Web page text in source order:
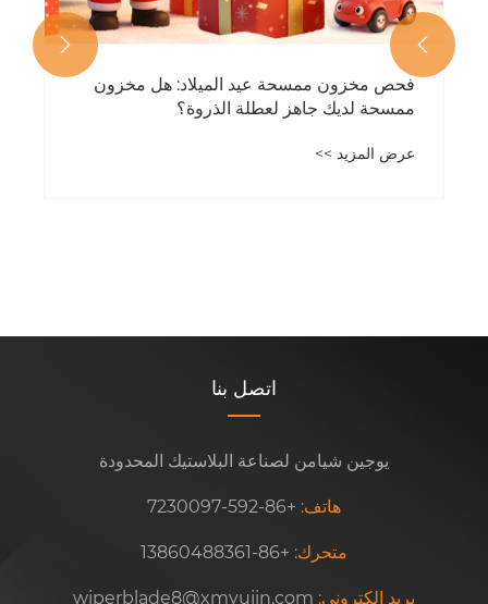
فحص مخزون ممسحة عيد الميلاد: هل مخزون
ممسحة لديك جاهز لعطلة الذروة؟
عرض المزيد >>


اتصل بنا
يوجين شيامن لصناعة البلاستيك المحدودة
هاتف: +86-592-7230097
متحرك: +86-13860488361
بريد إلكتروني: wiperblade8@xmyujin.com